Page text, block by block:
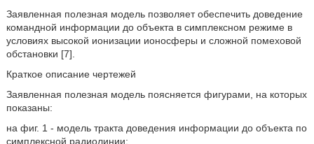
Заявленная полезная модель позволяет обеспечить доведение
командной информации до объекта в симплексном режиме в
условиях высокой ионизации ионосферы и сложной помеховой
обстановки [7].
Краткое описание чертежей
Заявленная полезная модель поясняется фигурами, на которых
показаны:
на фиг. 1 - модель тракта доведения информации до объекта по
симплексной радиолинии;